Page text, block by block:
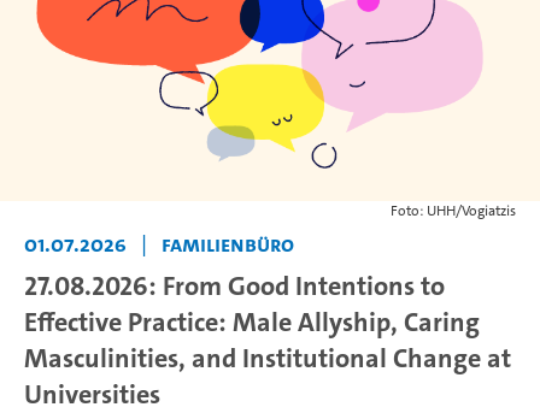
Foto: UHH/Vogiatzis
01.07.2026 | Familienbüro
27.08.2026: From Good Intentions to
Effective Practice: Male Allyship, Caring
Masculinities, and Institutional Change at
Universities